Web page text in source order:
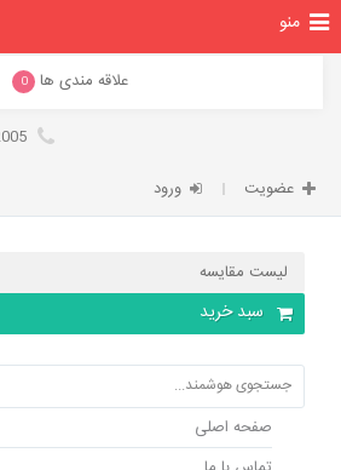
علاقه مندی ها 0
عضویت ورود
لیست مقایسه
سبد خرید
صفحه اصلی
منو